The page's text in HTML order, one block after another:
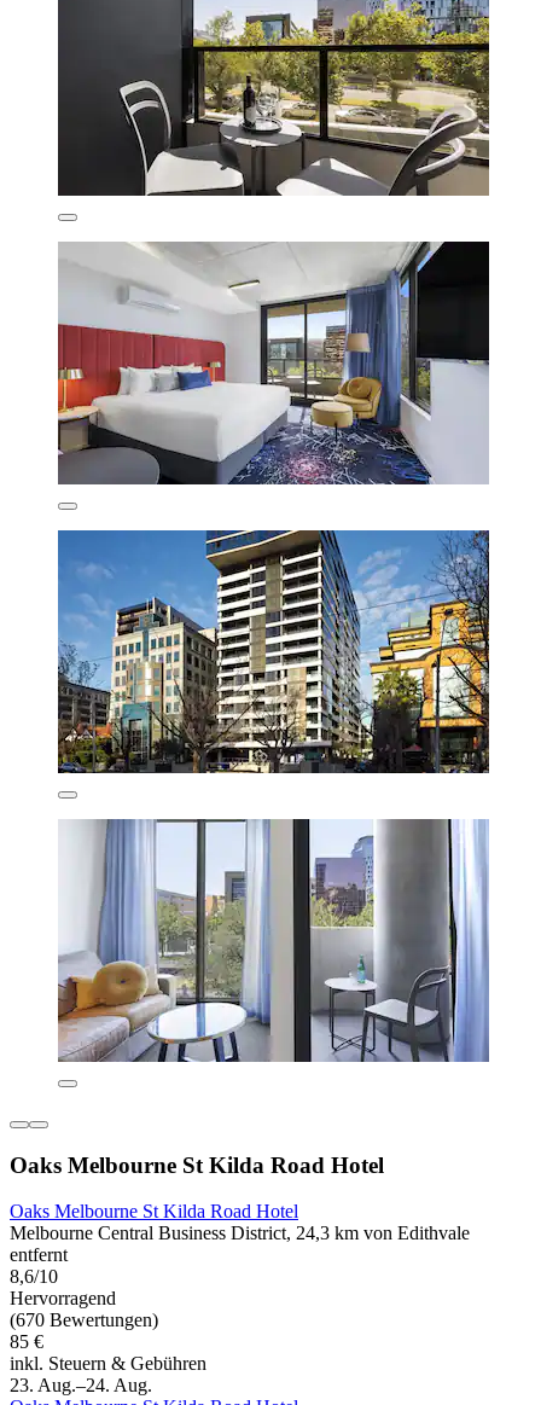
Oaks Melbourne St Kilda Road Hotel
Oaks Melbourne St Kilda Road Hotel
Melbourne Central Business District, 24,3 km von Edithvale
entfernt
8,6/10
Hervorragend
(670 Bewertungen)
85 €
inkl. Steuern & Gebühren
23. Aug.–24. Aug.